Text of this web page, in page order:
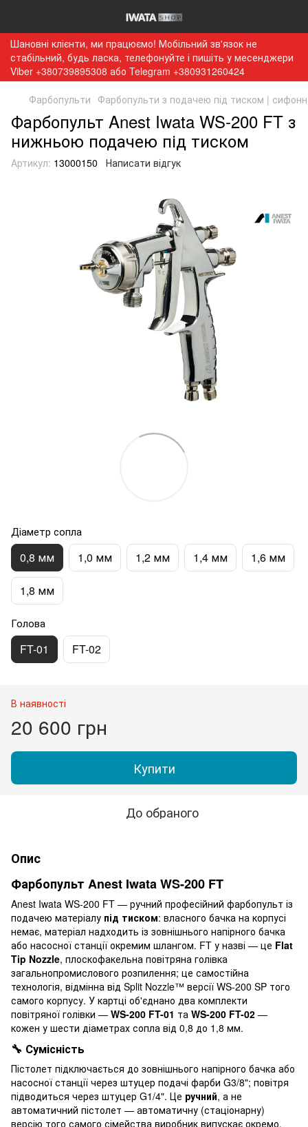
Шановні клієнти, ми працюємо! Мобільний зв'язок не
стабільний, будь ласка, телефонуйте і пишіть у месенджери
Viber +380739895308 або Telegram +380931260424
Фарбопульти Фарбопульти з подачею під тиском |
Фарбопульт Anest Iwata WS-200 FT з
нижньою подачею під тиском
Артикул: 13000150 Написати відгук
Діаметр сопла
0,8 мм 1,0 мм 1,2 мм 1,4 мм 1,6 мм
1,8 мм
Голова
FT-01 FT-02
В наявності
20 600 грн
Купити
До обраного
Опис
Фарбопульт Anest Iwata WS-200 FT
Anest Iwata WS-200 FT — ручний професійний фарбопульт із
подачею матеріалу під тиском: власного бачка на корпусі
немає, матеріал надходить із зовнішнього напірного бачка
або насосної станції окремим шлангом. FT у назві — це Flat
Tip Nozzle, плоскофакельна повітряна голівка
загальнопромислового розпилення; це самостійна
технологія, відмінна від Split Nozzle™ версії WS-200 SP того
самого корпусу. У картці об'єднано два комплекти
повітряної голівки — WS-200 FT-01 та WS-200 FT-02 —
кожен у шести діаметрах сопла від 0,8 до 1,8 мм.
🔧 Сумісність
Пістолет підключається до зовнішнього напірного бачка або
насосної станції через штуцер подачі фарби G3/8"; повітря
підводиться через штуцер G1/4". Це ручний, а не
автоматичний пістолет — автоматичну (стаціонарну)
версію того самого сімейства виробник випускає окремо,